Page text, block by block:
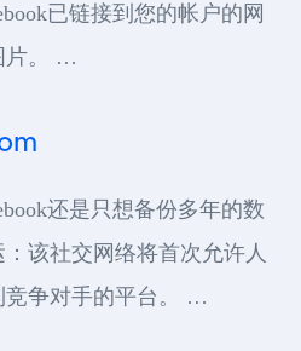
已链接到您的帐户的网
片。 …
还是只想备份多年的数
该社交网络将首次允许人
竞争对手的平台。 …